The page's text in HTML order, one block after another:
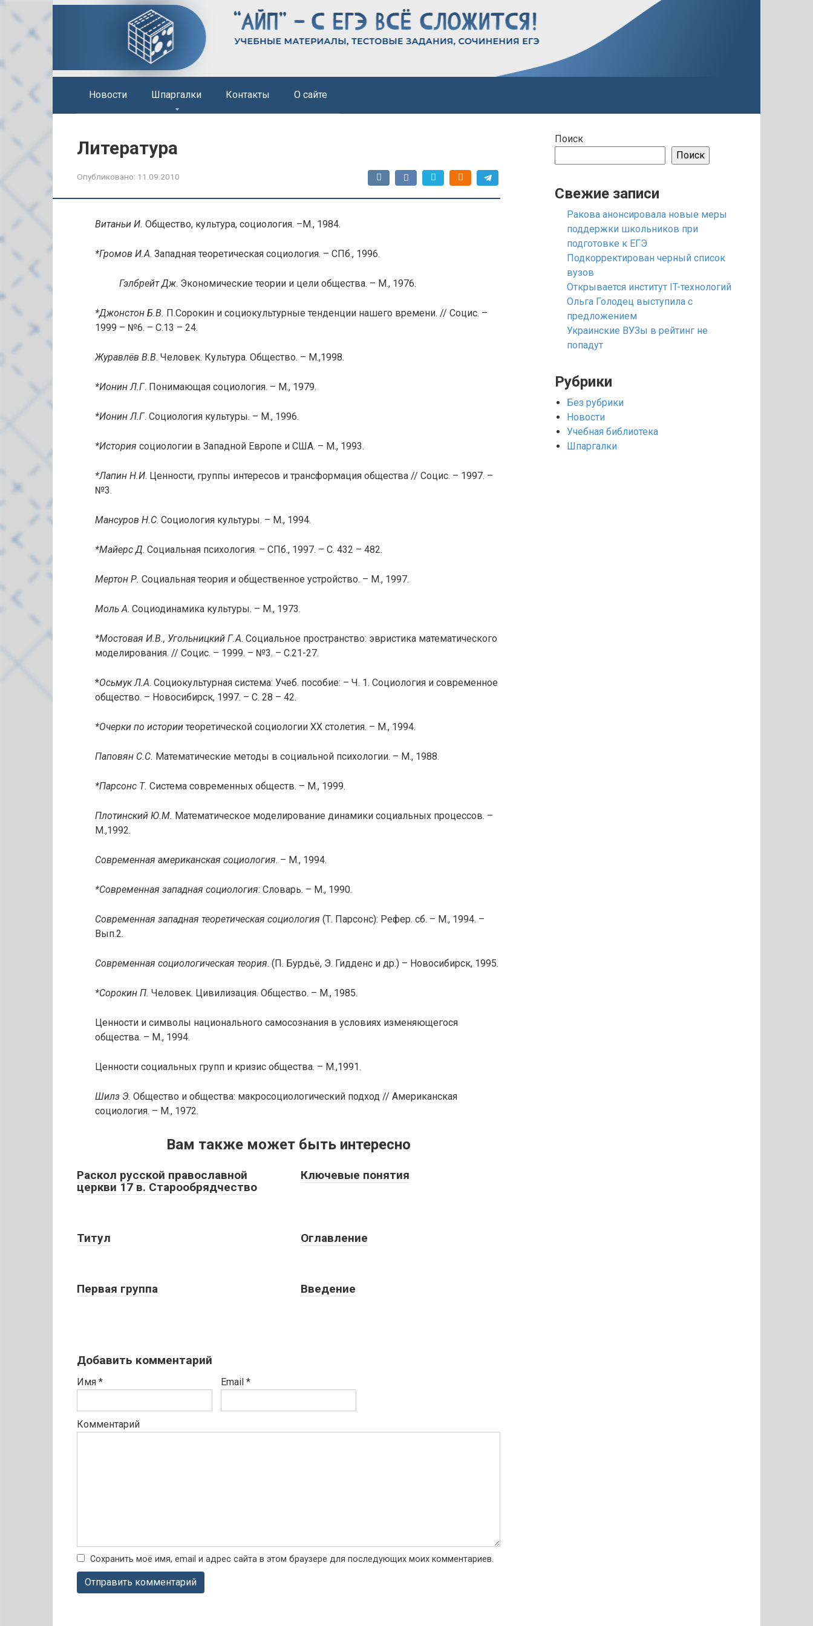
Перейти
контенту
Новости Шпаргалки Контакты О сайте
Литература
Опубликовано: 11.09.2010
Витаньи И. Общество, культура, социология. –М., 1984.
*Громов И.А. Западная теоретическая социология. – СПб., 1996.
Гэлбрейт Дж. Экономические теории и цели общества. – М., 1976.
*Джонстон Б.В. П.Сорокин и социокультурные тенденции нашего времени. // Социс. –
1999 – №6. – С.13 – 24.
Журавлёв В.В. Человек. Культура. Общество. – М.,1998.
*Ионин Л.Г. Понимающая социология. – М., 1979.
*Ионин Л.Г. Социология культуры. – М., 1996.
*История социологии в Западной Европе и США. – М., 1993.
*Лапин Н.И. Ценности, группы интересов и трансформация общества // Социс. – 1997. –
№3.
Мансуров Н.С. Социология культуры. – М., 1994.
*Майерс Д. Социальная психология. – СПб., 1997. – С. 432 – 482.
Мертон Р. Социальная теория и общественное устройство. – М., 1997.
Моль А. Социодинамика культуры. – М., 1973.
*Мостовая И.В., Угольницкий Г.А. Социальное пространство: эвристика математического
моделирования. // Социс. – 1999. – №3. – С.21-27.
*Осьмук Л.А. Социокультурная система: Учеб. пособие: – Ч. 1. Социология и современное
общество. – Новосибирск, 1997. – С. 28 – 42.
*Очерки по истории теоретической социологии ХХ столетия. – М., 1994.
Паповян С.С. Математические методы в социальной психологии. – М., 1988.
*Парсонс Т. Система современных обществ. – М., 1999.
Плотинский Ю.М. Математическое моделирование динамики социальных процессов. –
М.,1992.
Современная американская социология. – М., 1994.
*Современная западная социология: Словарь. – М., 1990.
Современная западная теоретическая социология (Т. Парсонс): Рефер. сб. – М., 1994. –
Вып.2.
Современная социологическая теория. (П. Бурдьё, Э. Гидденс и др.) – Новосибирск, 1995.
*Сорокин П. Человек. Цивилизация. Общество. – М., 1985.
Ценности и символы национального самосознания в условиях изменяющегося
общества. – М., 1994.
Ценности социальных групп и кризис общества. – М.,1991.
Шилз Э. Общество и общества: макросоциологический подход // Американская
социология. – М., 1972.
Вам также может быть интересно
Раскол русской православной
церкви 17 в. Старообрядчество
Ключевые понятия
Титул Оглавление
Первая группа Введение
Добавить комментарий
Имя * Email *
Комментарий
Сохранить моё имя, email и адрес сайта в этом браузере для последующих моих комментариев.
Поиск
Поиск
Свежие записи
Ракова анонсировала новые меры
поддержки школьников при
подготовке к ЕГЭ
Подкорректирован черный список
вузов
Открывается институт IT-технологий
Ольга Голодец выступила с
предложением
Украинские ВУЗы в рейтинг не
попадут
Рубрики
Без рубрики
Новости
Учебная библиотека
Шпаргалки